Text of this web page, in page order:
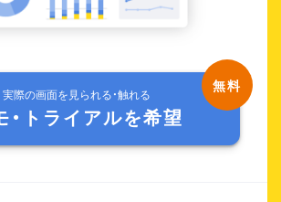
実際の画面を見られる・触れる
・トライアルを希望